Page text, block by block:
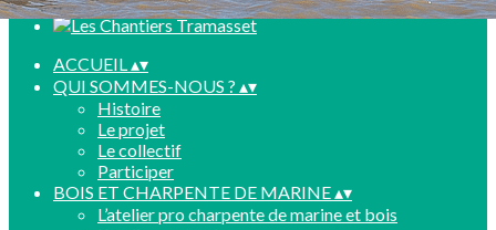
ACCUEIL▴▾
QUI SOMMES-NOUS ? ▴▾
Histoire
Le projet
Le collectif
Participer
BOIS ET CHARPENTE DE MARINE▴▾
L’atelier pro charpente de marine et bois